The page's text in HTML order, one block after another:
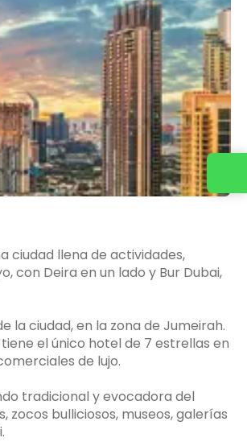
ciudad llena de actividades,
con Deira en un lado y Bur Dubai,
la ciudad, en la zona de Jumeirah.
el único hotel de 7 estrellas en
de lujo.
tradicional y evocadora del
bulliciosos, museos, galerías
Contacta con nosotros